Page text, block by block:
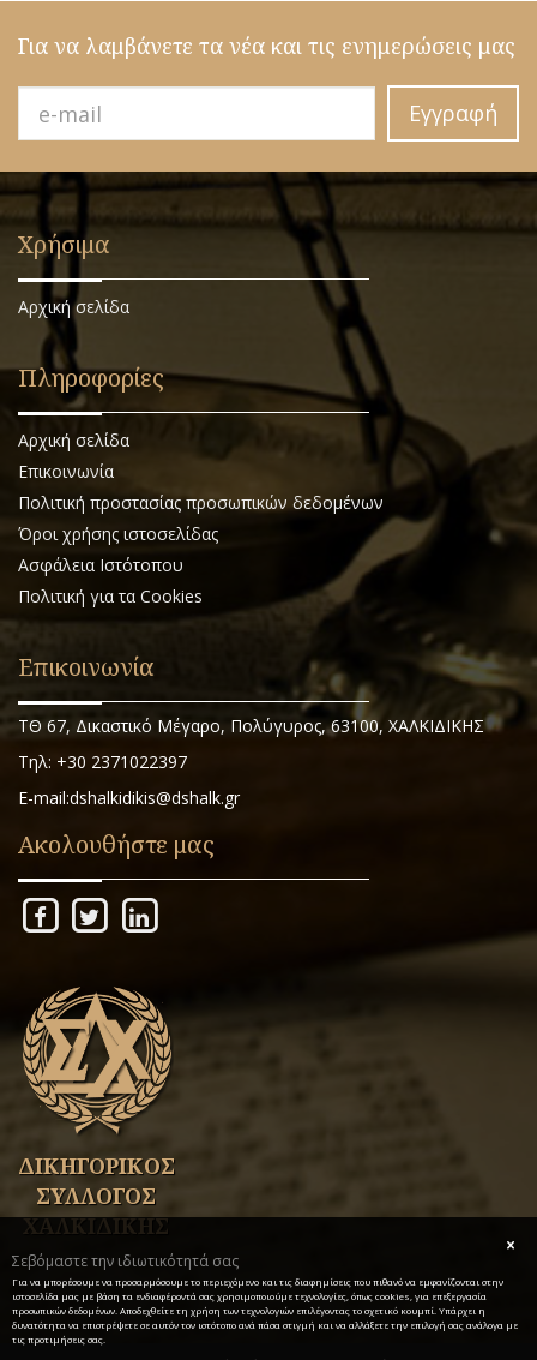
Για να λαμβάνετε τα νέα και τις ενημερώσεις μας
Εγγραφή
Χρήσιμα
Αρχική σελίδα
Πληροφορίες
Αρχική σελίδα
Επικοινωνία
Πολιτική προστασίας προσωπικών δεδομένων
Όροι χρήσης ιστοσελίδας
Ασφάλεια Ιστότοπου
Πολιτική για τα Cookies
Επικοινωνία
ΤΘ 67, Δικαστικό Μέγαρο, Πολύγυρος, 63100, ΧΑΛΚΙΔΙΚΗΣ
Τηλ: +30 2371022397
E-mail:dshalkidikis@dshalk.gr
Ακολουθήστε μας
ΔΙΚΗΓΟΡΙΚΟΣ
ΣΥΛΛΟΓΟΣ
ΧΑΛΚΙΔΙΚΗΣ
Σεβόμαστε την ιδιωτικότητά σας
Για να μπορέσουμε να προσαρμόσουμε το περιεχόμενο και τις διαφημίσεις που πιθανό να εμφανίζονται στην
ιστοσελίδα μας με βάση τα ενδιαφέροντά σας χρησιμοποιούμε τεχνολογίες, όπως cookies, για επεξεργασία
προσωπικών δεδομένων. Αποδεχθείτε τη χρήση των τεχνολογιών επιλέγοντας το σχετικό κουμπί. Υπάρχει η
δυνατότητα να επιστρέψετε σε αυτόν τον ιστότοπο ανά πάσα στιγμή και να αλλάξετε την επιλογή σας ανάλογα με
τις προτιμήσεις σας.